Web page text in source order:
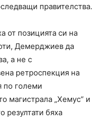
правителства.
от позицията си на
Демерджиев да
а не с
ретроспекция на
по големи
магистрала „Хемус“ и
резултати бяха